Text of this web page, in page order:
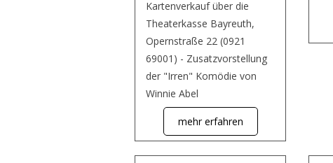
Kartenverkauf über die
Theaterkasse Bayreuth,
Opernstraße 22 (0921
69001) - Zusatzvorstellung
der "Irren" Komödie von
Winnie Abel
mehr erfahren